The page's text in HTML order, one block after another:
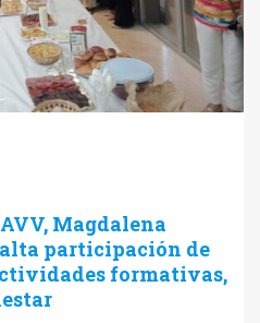
Magdalena
participación de
formativas,